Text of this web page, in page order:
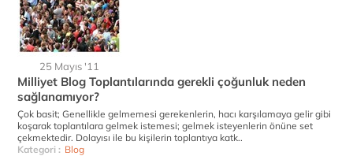
25 Mayıs '11
Milliyet Blog Toplantılarında gerekli çoğunluk neden
sağlanamıyor?
Çok basit; Genellikle gelmemesi gerekenlerin, hacı karşılamaya gelir gibi
koşarak toplantılara gelmek istemesi; gelmek isteyenlerin önüne set
çekmektedir. Dolayısı ile bu kişilerin toplantıya katk..
Kategori : Blog